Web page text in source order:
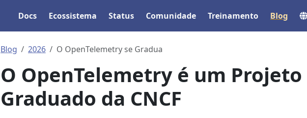
Docs Ecossistema Status Comunidade Treinamento Blog
Blog 2026 O OpenTelemetry se Gradua
O OpenTelemetry é um Projeto
Graduado da CNCF